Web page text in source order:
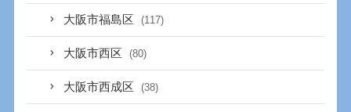
大阪市福島区 (117)
大阪市西区 (80)
大阪市西成区 (38)